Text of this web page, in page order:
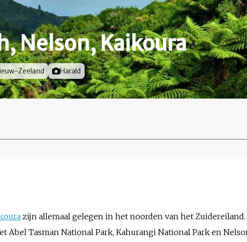
Nelson, Kaikoura
Zeeland Foto door
Harald
zijn allemaal gelegen in het noorden van het
Abel Tasman National Park, Kahurangi National Park en